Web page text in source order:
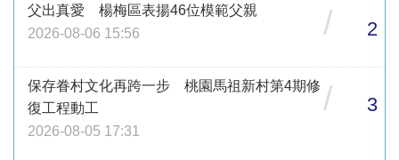
父出真愛 楊梅區表揚46位模範父親
2026-08-06 15:56
/ 2
保存眷村文化再跨一步 桃園馬祖新村第4期修
復工程動工
2026-08-05 17:31
/ 3